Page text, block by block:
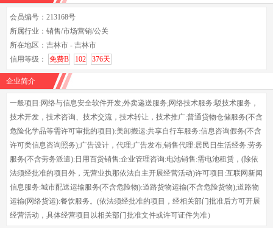
会员编号：213168号
所属行业：销售/市场营销/公关
所在地区：吉林市 - 吉林市
信用等级：
免费B 102 376天
企业简介
一般项目:网络与信息安全软件开发;外卖递送服务;网络技术服务:駁技术服务，
技术开发，技术咨询、技术交流，技术转让，技术推广:普通贷物仓储服务(不含
危险化学品等需许可审批的项目):美卸搬运:共享自行车服务:信息咨询假务(不含
许可类信息咨询照务);广告设计，代理;广告发布;销售代理:居民日生活经务:劳务
服务(不含劳务派遣):日用百货销售:企业管理咨询:电池销售:需电池租赁，(除依
法须经批准的项目外，无营业执那依法自主开展经营活动)许可项目:互联网新闻
信息服务:城市配送运输服务(不含危险物):道路货物运输(不含危险货物);道路物
运输(网络货运):餐饮服务。(依法须经批准的项目，经相关部门批准后方可开展
经营活动，具体经营项目以相关部门批准文件或许可证件为准）